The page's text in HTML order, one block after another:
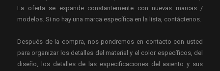
La oferta se expande constantemente con nuevas marcas /
modelos. Si no hay una marca específica en la lista, contáctenos.
Después de la compra, nos pondremos en contacto con usted
para organizar los detalles del material y el color específicos, del
diseño, los detalles de las especificaciones del asiento y sus